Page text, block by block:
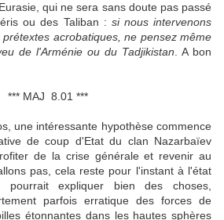
qui ne sera sans doute pas passé
ou des Taliban : si nous intervenons
acrobatiques, ne pensez même
de l'Arménie ou du Tadjikistan . A bon
*** MAJ 8.01 ***
une intéressante hypothèse commence
de coup d'Etat du clan Nazarbaïev
de la crise générale et revenir au
pas, cela reste pour l'instant à l'état
pourrait expliquer bien des choses,
parfois erratique des forces de
étonnantes dans les hautes sphères